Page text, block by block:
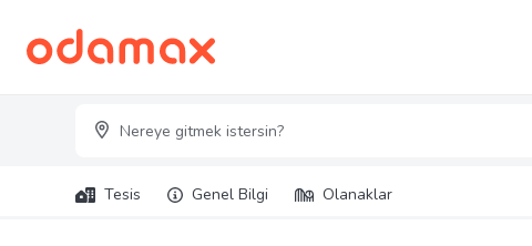
Tesis Genel Bilgi Olanaklar